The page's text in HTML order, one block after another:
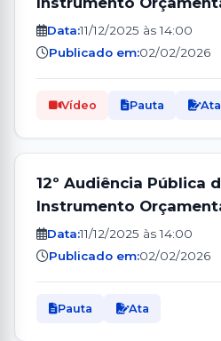
Data:11/12/2025 às 14:00
Publicado em:02/02/2026
Vídeo Pauta Ata
12º Audiência Pública
Instrumento
Data:11/12/2025 às 14:00
Publicado em:02/02/2026
Pauta Ata